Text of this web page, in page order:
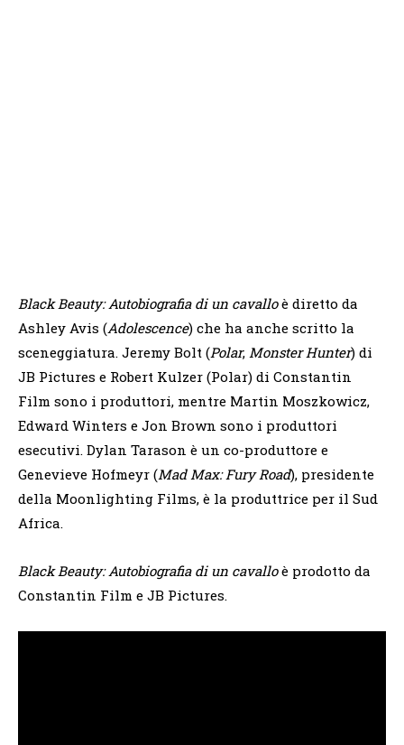
Black Beauty: Autobiografia di un cavalloè diretto da
Ashley Avis (Adolescence) che ha anche scritto la
sceneggiatura. Jeremy Bolt (Polar, Monster Hunter) di
JB Pictures e Robert Kulzer (Polar) di Constantin
Film sono i produttori, mentre Martin Moszkowicz,
Edward Winters e Jon Brown sono i produttori
esecutivi. Dylan Tarason è un co-produttore e
Genevieve Hofmeyr (Mad Max: Fury Road), presidente
della Moonlighting Films, è la produttrice per il Sud
Africa.
Black Beauty: Autobiografia di un cavalloè prodotto da
Constantin Film e JB Pictures.